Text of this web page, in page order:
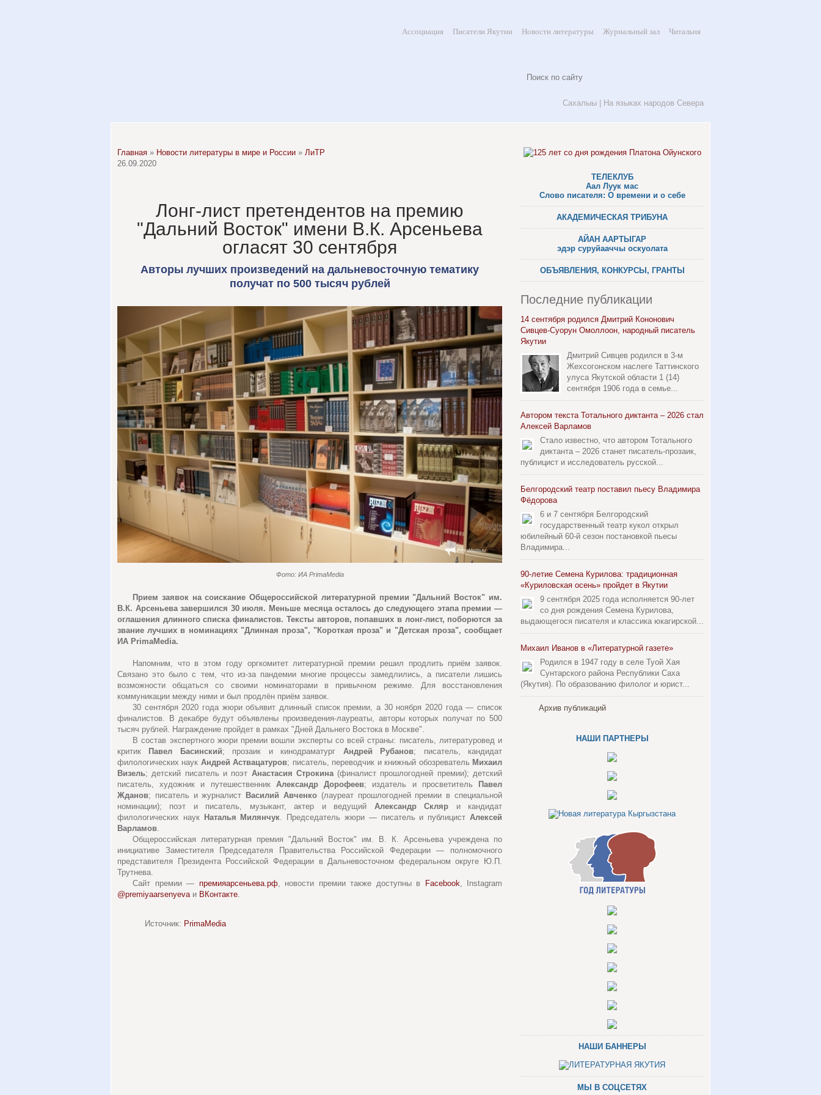
Ассоциация Писатели Якутии Новости литературы Журнальный зал Читальня
Сахалыы На языках народов Севера
Главная » Новости литературы в мире и России » ЛиТР
26.09.2020
Лонг-лист претендентов на премию
"Дальний Восток" имени В.К. Арсеньева
огласят 30 сентября
Авторы лучших произведений на дальневосточную тематику
получат по 500 тысяч рублей
Фото: ИА PrimaMedia
Прием заявок на соискание Общероссийской литературной премии "Дальний Восток" им.
В.К. Арсеньева завершился 30 июля. Меньше месяца осталось до следующего этапа премии —
оглашения длинного списка финалистов. Тексты авторов, попавших в лонг-лист, поборются за
звание лучших в номинациях "Длинная проза", "Короткая проза" и "Детская проза", сообщает
ИА PrimaMedia.
Напомним, что в этом году оргкомитет литературной премии решил продлить приём заявок.
Связано это было с тем, что из-за пандемии многие процессы замедлились, а писатели лишись
возможности общаться со своими номинаторами в привычном режиме. Для восстановления
коммуникации между ними и был продлён приём заявок.
30 сентября 2020 года жюри объявит длинный список премии, а 30 ноября 2020 года — список
финалистов. В декабре будут объявлены произведения-лауреаты, авторы которых получат по 500
тысяч рублей. Награждение пройдет в рамках "Дней Дальнего Востока в Москве".
В состав экспертного жюри премии вошли эксперты со всей страны: писатель, литературовед и
критик Павел Басинский; прозаик и кинодраматург Андрей Рубанов; писатель, кандидат
филологических наук Андрей Аствацатуров; писатель, переводчик и книжный обозреватель Михаил
Визель; детский писатель и поэт Анастасия Строкина(финалист прошлогодней премии); детский
писатель, художник и путешественник Александр Дорофеев; издатель и просветитель Павел
Жданов; писатель и журналист Василий Авченко (лауреат прошлогодней премии в специальной
номинации); поэт и писатель, музыкант, актер и ведущий Александр Скляр и кандидат
филологических наук Наталья Милянчук . Председатель жюри — писатель и публицистАлексей
Варламов
Общероссийская литературная премия "Дальний Восток" им. В. К. Арсеньева учреждена по
инициативе Заместителя Председателя Правительства Российской Федерации — полномочного
представителя Президента Российской Федерации в Дальневосточном федеральном округе Ю.П.
Трутнева.
Сайт премии — премияарсеньева.рф, новости премии также доступны в Facebook , Instagram
@premiyaarsenyeva и ВКонтакте
Источник: PrimaMedia
ТЕЛЕКЛУБ
Аал Луук мас
Слово писателя: О времени и о себе
АКАДЕМИЧЕСКАЯ ТРИБУНА
АЙАН ААРТЫГАР
эдэр суруйааччы оскуолата
ОБЪЯВЛЕНИЯ, КОНКУРСЫ, ГРАНТЫ
Последние публикации
14 сентября родился Дмитрий Кононович
Сивцев-Суорун Омоллоон, народный писатель
Якутии
Дмитрий Сивцев родился в 3-м
Жехсогонском наслеге Таттинского
улуса Якутской области 1 (14)
сентября 1906 года в семье...
Автором текста Тотального диктанта – 2026 стал
Алексей Варламов
Стало известно, что автором Тотального
диктанта – 2026 станет писатель-прозаик,
публицист и исследователь русской...
Белгородский театр поставил пьесу Владимира
Фёдорова
6 и 7 сентября Белгородский
государственный театр кукол открыл
юбилейный 60-й сезон постановкой пьесы
Владимира...
90-летие Семена Курилова: традиционная
«Куриловская осень» пройдет в Якутии
9 сентября 2025 года исполняется 90-лет
со дня рождения Семена Курилова,
выдающегося писателя и классика юкагирской...
Михаил Иванов в «Литературной газете»
Родился в 1947 году в селе Туой Хая
Сунтарского района Республики Саха
(Якутия). По образованию филолог и юрист...
Архив публикаций
НАШИ ПАРТНЕРЫ
НАШИ БАННЕРЫ
МЫ В СОЦСЕТЯХ